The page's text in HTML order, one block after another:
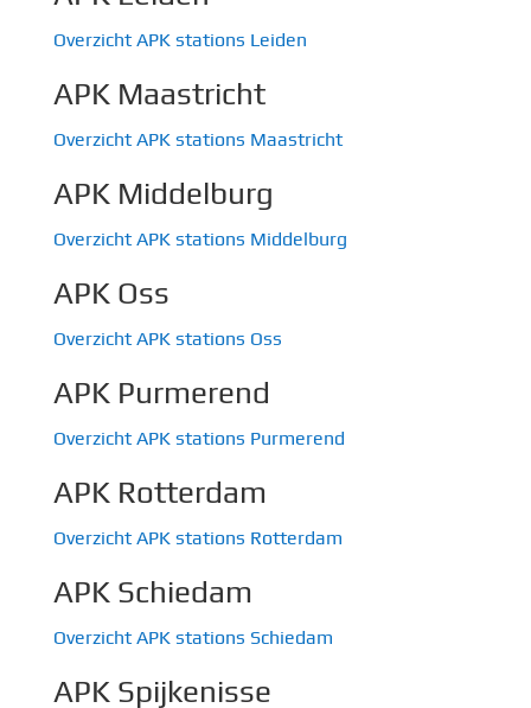
Overzicht APK stations Leiden
APK Maastricht
Overzicht APK stations Maastricht
APK Middelburg
Overzicht APK stations Middelburg
APK Oss
Overzicht APK stations Oss
APK Purmerend
Overzicht APK stations Purmerend
APK Rotterdam
Overzicht APK stations Rotterdam
APK Schiedam
Overzicht APK stations Schiedam
APK Spijkenisse